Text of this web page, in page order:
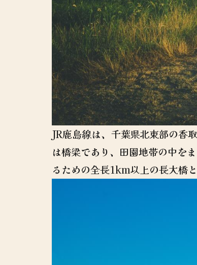
JR鹿島線は、千葉県北東部の香
は橋梁であり、田園地帯の中を
るための全長1km以上の長大橋